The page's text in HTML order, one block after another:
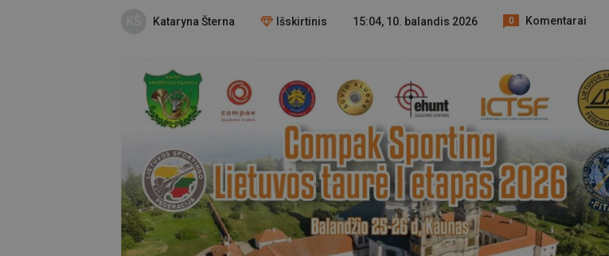
Kataryna Šterna Išskirtinis 15:04, 10. balandis 2026 0 Komentarai